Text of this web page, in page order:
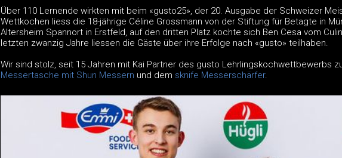
Über 110 Lernende wirkten mit beim «gusto25», der 20. Ausgabe der Schweizer
Wettkochen liess die 18-jährige Céline Grossmann von der Stiftung für Betagte in
Altersheim Spannort in Erstfeld, auf den dritten Platz kochte sich Ben Cesa vom
letzten zwanzig Jahre liessen die Gäste über ihre Erfolge nach «gusto» teilhaben.
Wir sind stolz, seit 15 Jahren mit Kai Partner des gusto Lehrlingskochwettbewerbs
Messertasche mit Shun Messern und dem sknife Messerschärfer.